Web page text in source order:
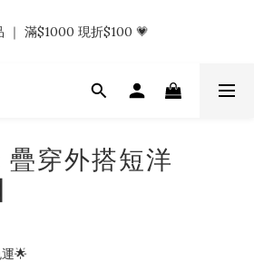
金.ᐟ.ᐟ
｜ 滿$1000 現折$100 💗
｜於社群分享標記回傳 找小編領取購物
穿外搭短洋
🌟